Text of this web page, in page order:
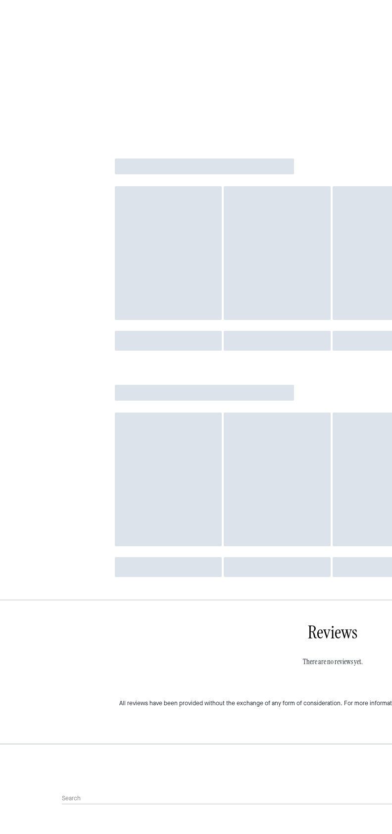
Reviews
There are no reviews yet.
All reviews have been provided without the exchange of any form of consideration. For more